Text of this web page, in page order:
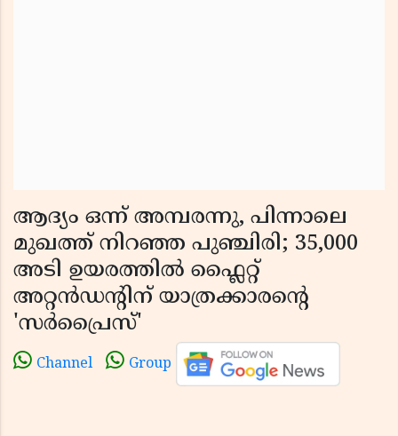
ആദ്യം ഒന്ന് അമ്പരന്നു, പിന്നാലെ
മുഖത്ത് നിറഞ്ഞ പുഞ്ചിരി; 35,000
അടി ഉയരത്തിൽ ഫ്ലൈറ്റ്
അറ്റൻഡന്റിന് യാത്രക്കാരന്റെ
'സർപ്രൈസ്'
Channel Group